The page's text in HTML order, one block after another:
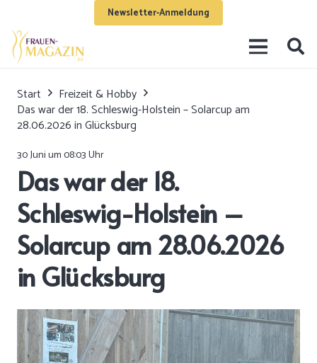
Newsletter-Anmeldung
Start
Freizeit & Hobby
Das war der 18. Schleswig-Holstein – Solarcup am
28.06.2026 in Glücksburg
30 Juni um 08:03 Uhr
Das war der 18.
Schleswig-Holstein –
Solarcup am 28.06.2026
in Glücksburg